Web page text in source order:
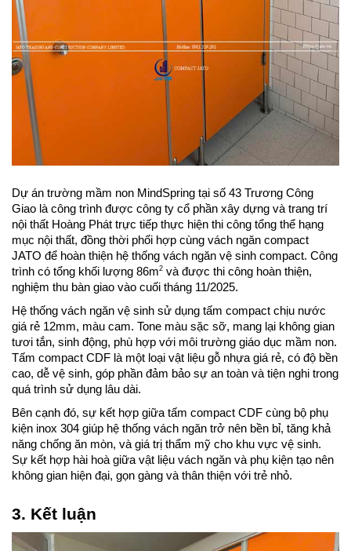
Dự án trường mầm non MindSpring tại số 43 Trương Công
Giao là công trình được công ty cổ phần xây dựng và trang trí
nội thất Hoàng Phát trực tiếp thực hiện thi công tổng thể hạng
mục nội thất, đồng thời phối hợp cùng vách ngăn compact
JATO để hoàn thiện hệ thống vách ngăn vệ sinh compact. Công
trình có tổng khối lượng 86m2 và được thi công hoàn thiện,
nghiệm thu bàn giao vào cuối tháng 11/2025.
Hệ thống vách ngăn vệ sinh sử dụng tấm compact chịu nước
giá rẻ 12mm, màu cam. Tone màu sặc sỡ, mang lại không gian
tươi tắn, sinh động, phù hợp với môi trường giáo dục mầm non.
Tấm compact CDF là một loại vật liệu gỗ nhựa giá rẻ, có độ bền
cao, dễ vệ sinh, góp phần đảm bảo sự an toàn và tiện nghi trong
quá trình sử dụng lâu dài.
Bên cạnh đó, sự kết hợp giữa tấm compact CDF cùng bộ phụ
kiện inox 304 giúp hệ thống vách ngăn trở nên bền bỉ, tăng khả
năng chống ăn mòn, và giá trị thẩm mỹ cho khu vực vệ sinh.
Sự kết hợp hài hoà giữa vật liệu vách ngăn và phụ kiện tạo nên
không gian hiện đại, gọn gàng và thân thiện với trẻ nhỏ.
3. Kết luận